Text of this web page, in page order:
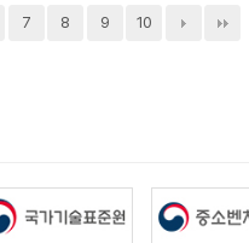
7 8 9 10